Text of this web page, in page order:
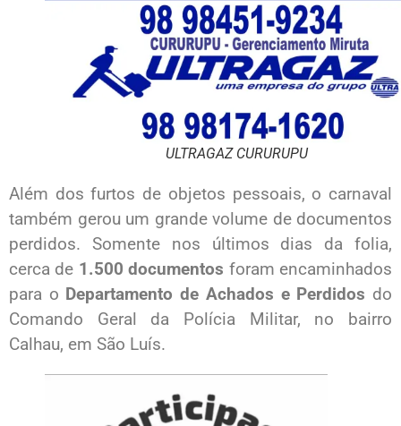
ULTRAGAZ CURURUPU
Além dos furtos de objetos pessoais, o carnaval
também gerou um grande volume de documentos
perdidos. Somente nos últimos dias da folia,
cerca de 1.500 documentos foram encaminhados
para o Departamento de Achados e Perdidos do
Comando Geral da Polícia Militar, no bairro
Calhau, em São Luís.